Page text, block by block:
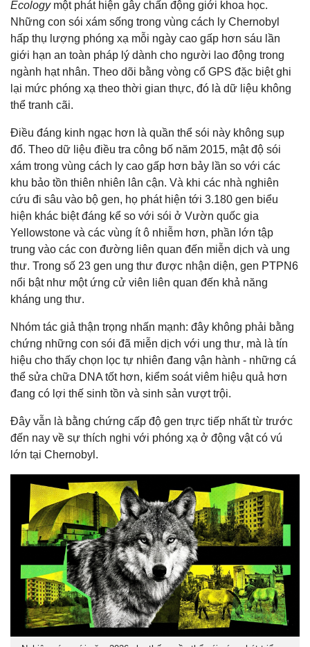
Ecologymột phát hiện gây chấn động giới khoa học.
Những con sói xám sống trong vùng cách ly Chernobyl
hấp thụ lượng phóng xạ mỗi ngày cao gấp hơn sáu lần
giới hạn an toàn pháp lý dành cho người lao động trong
ngành hạt nhân. Theo dõi bằng vòng cổ GPS đặc biệt ghi
lại mức phóng xạ theo thời gian thực, đó là dữ liệu không
thể tranh cãi.
Điều đáng kinh ngạc hơn là quần thể sói này không sụp
đổ. Theo dữ liệu điều tra công bố năm 2015, mật độ sói
xám trong vùng cách ly cao gấp hơn bảy lần so với các
khu bảo tồn thiên nhiên lân cận. Và khi các nhà nghiên
cứu đi sâu vào bộ gen, họ phát hiện tới 3.180 gen biểu
hiện khác biệt đáng kể so với sói ở Vườn quốc gia
Yellowstone và các vùng ít ô nhiễm hơn, phần lớn tập
trung vào các con đường liên quan đến miễn dịch và ung
thư. Trong số 23 gen ung thư được nhận diện, gen PTPN6
nổi bật như một ứng cử viên liên quan đến khả năng
kháng ung thư.
Nhóm tác giả thận trọng nhấn mạnh: đây không phải bằng
chứng những con sói đã miễn dịch với ung thư, mà là tín
hiệu cho thấy chọn lọc tự nhiên đang vận hành - những cá
thể sửa chữa DNA tốt hơn, kiểm soát viêm hiệu quả hơn
đang có lợi thế sinh tồn và sinh sản vượt trội.
Đây vẫn là bằng chứng cấp độ gen trực tiếp nhất từ trước
đến nay về sự thích nghi với phóng xạ ở động vật có vú
lớn tại Chernobyl.